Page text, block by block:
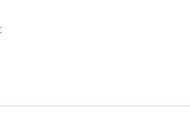
bıraktırılmış ülkelerin temel
için demokratik
herkese eşit davranan ve